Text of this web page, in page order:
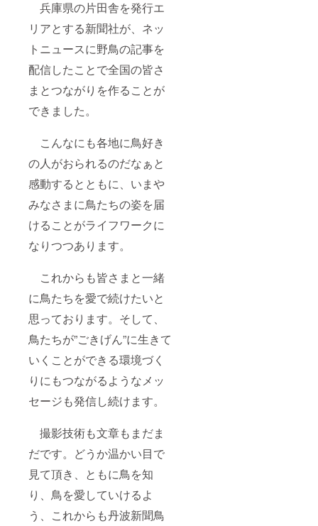
兵庫県の片田舎を発行エ
リアとする新聞社が、ネッ
トニュースに野鳥の記事を
配信したことで全国の皆さ
まとつながりを作ることが
できました。
こんなにも各地に鳥好き
の人がおられるのだなぁと
感動するとともに、いまや
みなさまに鳥たちの姿を届
けることがライフワークに
なりつつあります。
これからも皆さまと一緒
に鳥たちを愛で続けたいと
思っております。そして、
鳥たちが”ごきげん”に生きて
いくことができる環境づく
りにもつながるようなメッ
セージも発信し続けます。
撮影技術も文章もまだま
だです。どうか温かい目で
見て頂き、ともに鳥を知
り、鳥を愛していけるよ
う、これからも丹波新聞鳥